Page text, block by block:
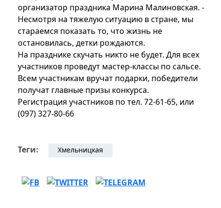
организатор праздника Марина Малиновская. -
Несмотря на тяжелую ситуацию в стране, мы
стараемся показать то, что жизнь не
остановилась, детки рождаются.
На празднике скучать никто не будет. Для всех
участников проведут мастер-классы по сальсе.
Всем участникам вручат подарки, победители
получат главные призы конкурса.
Регистрация участников по тел. 72-61-65, или
(097) 327-80-66
Теги: Хмельницкая